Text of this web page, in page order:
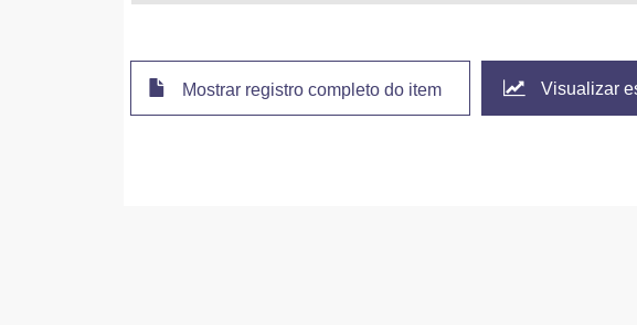
Mostrar registro completo do item Visualizar